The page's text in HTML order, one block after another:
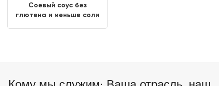
Соевый соус без
глютена и меньше соли